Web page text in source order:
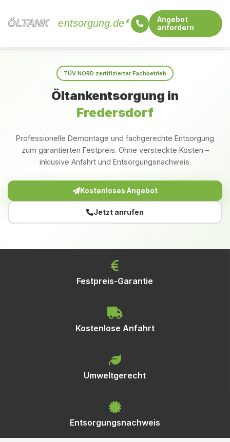
ÖLTANK
ÖLTANK entsorgung.de
Angebot
anfordern
TÜV NORD zertifizierter Fachbetrieb
Öltankentsorgung in
Fredersdorf
Professionelle Demontage und fachgerechte Entsorgung
zum garantierten Festpreis. Ohne versteckte Kosten –
inklusive Anfahrt und Entsorgungsnachweis.
Kostenloses Angebot
Jetzt anrufen
Festpreis-Garantie
Kostenlose Anfahrt
Umweltgerecht
Entsorgungsnachweis